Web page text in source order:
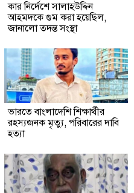
কার নির্দেশে সালাহউদ্দিন
আহমদকে গুম করা হয়েছিল,
জানালো তদন্ত সংস্থা
ভারতে বাংলাদেশি শিক্ষার্থীর
রহস্যজনক মৃত্যু, পরিবারের দাবি
হত্যা